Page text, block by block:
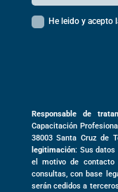
He leido y acepto
Responsable de
Capacitación
38003Santa Cruz de
legitimación: Sus datos
el motivo de
consultas, con base
serán cedidos a